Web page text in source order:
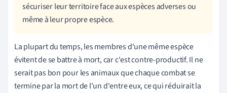
sécuriser leur territoire face aux espèces adverses ou
même à leur propre espèce.
La plupart du temps, les membres d'une même espèce
évitent de se battre à mort, car c'est contre-productif. Il ne
serait pas bon pour les animaux que chaque combat se
termine par la mort de l'un d'entre eux, ce qui réduirait la